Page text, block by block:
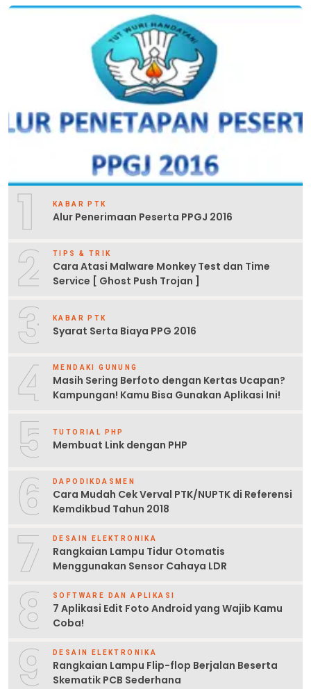
1 KABAR PTK
Alur Penerimaan Peserta PPGJ 2016
2 TIPS & TRIK
Cara Atasi Malware Monkey Test dan Time
Service [ Ghost Push Trojan ]
3 KABAR PTK
Syarat Serta Biaya PPG 2016
4 MENDAKI GUNUNG
Masih Sering Berfoto dengan Kertas Ucapan?
Kampungan! Kamu Bisa Gunakan Aplikasi Ini!
5 TUTORIAL PHP
Membuat Link dengan PHP
6 DAPODIKDASMEN
Cara Mudah Cek Verval PTK/NUPTK di Referensi
Kemdikbud Tahun 2018
7 DESAIN ELEKTRONIKA
Rangkaian Lampu Tidur Otomatis
Menggunakan Sensor Cahaya LDR
8 SOFTWARE DAN APLIKASI
7 Aplikasi Edit Foto Android yang Wajib Kamu
Coba!
9 DESAIN ELEKTRONIKA
Rangkaian Lampu Flip-flop Berjalan Beserta
Skematik PCB Sederhana